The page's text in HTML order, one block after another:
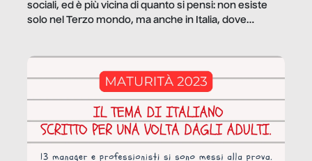
sociali, ed è più vicina di quanto si pensi: non esiste
solo nel Terzo mondo, ma anche in Italia, dove